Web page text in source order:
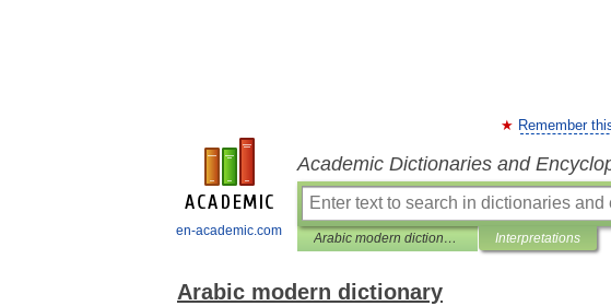
en-academic.com
Remember
Academic Dictionaries and
Arabic modern dictionary Interpretations
Arabic modern dictionary